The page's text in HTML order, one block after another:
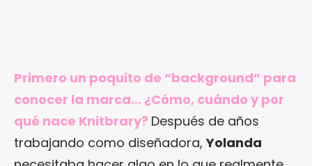
Primero un poquito de “background” para
conocer la marca… ¿Cómo, cuándo y por
qué nace Knitbrary? Después de años
trabajando como diseñadora,Yolanda